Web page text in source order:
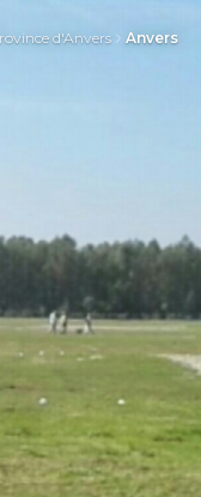
d'Anvers Anvers